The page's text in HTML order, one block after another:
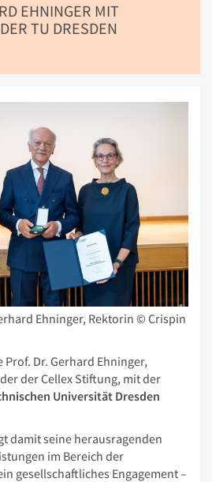
EHNINGER MIT
TU DRESDEN
Ehninger, Rektorin © Crispin
Prof. Dr. Gerhard Ehninger,
der Cellex Stiftung, mit der
Universität Dresden
damit seine herausragenden
im Bereich der
gesellschaftliches Engagement –